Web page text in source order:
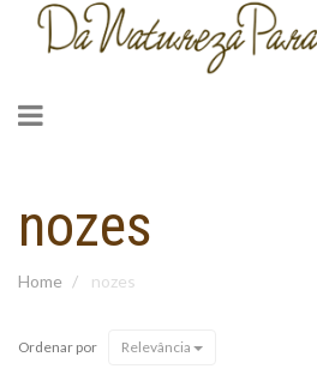
Toggle
nozes
Home nozes
Ordenar por Relevância